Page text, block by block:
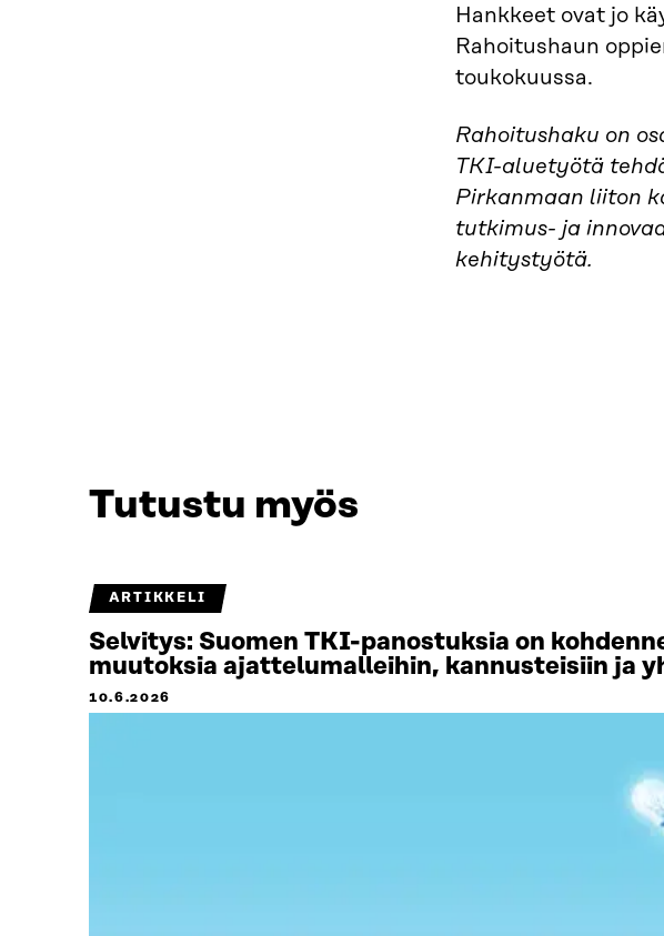
Hankkeet ovat jo
Rahoitushaun
toukokuussa.
Rahoitushaku on
TKI-aluetyötä
Pirkanmaan liiton
tutkimus- ja
kehitystyötä.
Tutustu myös
ARTIKKELI
Selvitys: Suomen TKI-panostuksia on
muutoksia ajattelumalleihin, kannusteisiin ja
10.6.2026